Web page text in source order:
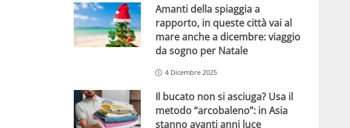
Amanti della spiaggia a
rapporto, in queste città vai al
mare anche a dicembre: viaggio
da sogno per Natale
4 Dicembre 2025
Il bucato non si asciuga? Usa il
metodo “arcobaleno”: in Asia
stanno avanti anni luce